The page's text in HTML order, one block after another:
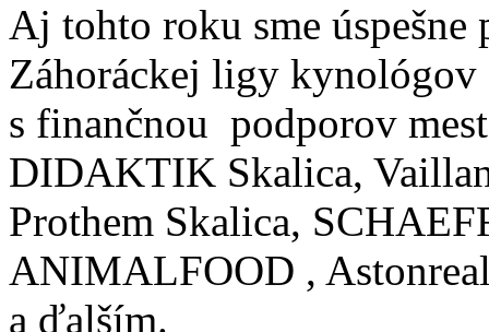
Aj tohto roku sme
Záhoráckej ligy kynológov
s finančnou podporov
DIDAKTIK Skalica,
Prothem Skalica,
ANIMALFOOD ,
a ďalším.